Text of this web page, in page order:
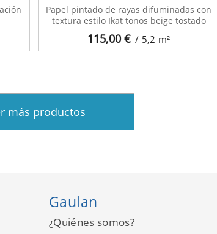
115,00€ / 5,2 m²
Papel pintado de rayas difuminadas con
textura estilo Ikat tonos beige tostado
más productos
Gaulan
¿Quiénes somos?